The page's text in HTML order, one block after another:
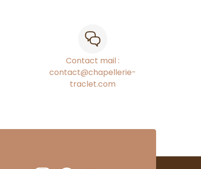
Contact mail :
contact@chapellerie-
traclet.com